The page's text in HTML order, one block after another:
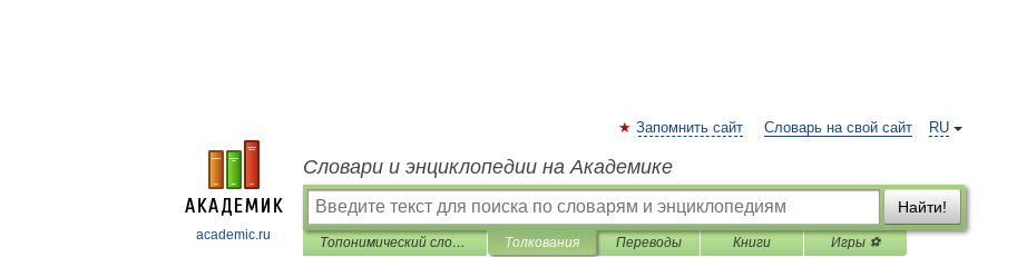
academic.ru
RU
Запомнить сайт Словарь на свой сайт
Словари и энциклопедии на Академике
Найти!
Топонимический словарь Толкования Переводы Книги Игры ⚽